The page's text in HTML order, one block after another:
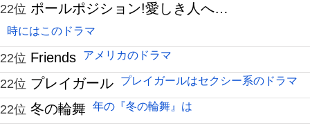
22位 ポールポジション!愛しき人へ…
時にはこのドラマ
22位 Friends アメリカのドラマ
22位 プレイガール プレイガールはセクシー系のドラマ
22位 冬の輪舞 年の『冬の輪舞』は